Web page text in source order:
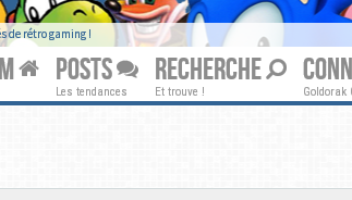
de rétro gaming !
POSTS
Les tendances
RECHERCHE
Et trouve ! Goldorak